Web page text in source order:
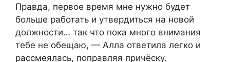
Правда, первое время мне нужно будет
больше работать и утвердиться на новой
должности… так что пока много внимания
тебе не обещаю, — Алла ответила легко и
рассмеялась, поправляя причёску.